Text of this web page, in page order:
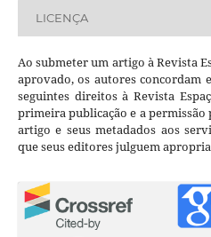
LICENÇA
Ao submeter um artigo à Revista
aprovado, os autores concordam
seguintes direitos à Revista
primeira publicação e a permissão
artigo e seus metadados aos
que seus editores julguem